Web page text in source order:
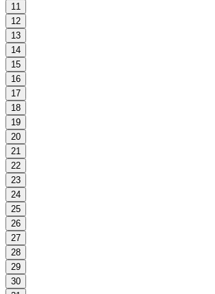
11
12
13
14
15
16
17
18
19
20
21
22
23
24
25
26
27
28
29
30